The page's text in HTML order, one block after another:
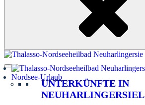
Nordsee-Urlaub
UNTERKÜNFTE IN
NEUHARLINGERSIEL